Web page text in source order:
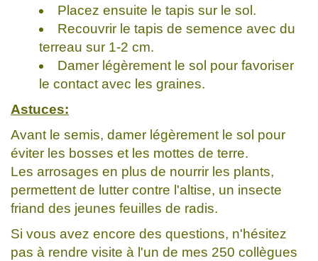
Placez ensuite le tapis sur le sol.
Recouvrir le tapis de semence avec du
terreau sur 1-2 cm.
Damer légèrement le sol pour favoriser
le contact avec les graines.
Astuces:
Avant le semis, damer légèrement le sol pour
éviter les bosses et les mottes de terre.
Les arrosages en plus de nourrir les plants,
permettent de lutter contre l'altise, un insecte
friand des jeunes feuilles de radis.
Si vous avez encore des questions, n'hésitez
pas à rendre visite à l'un de mes 250 collègues